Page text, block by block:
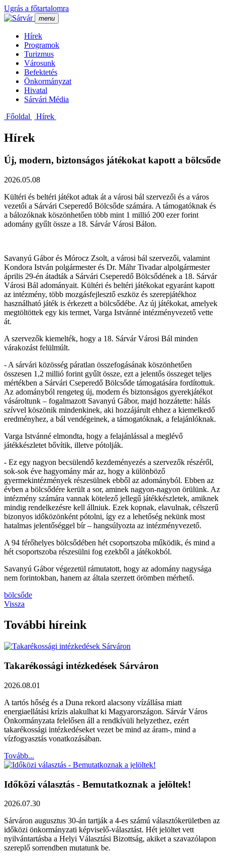
Ugrás a főtartalomra
menu
Hí­rek
Programok
Turizmus
Városunk
Befektetés
Önkormányzat
Hivatal
Sárvári Média
Főoldal
Hí­rek
Hírek
Új, modern, biztonságos játékokat kapott a bölcsőde
2026.05.08
Kültéri és beltéri játékot adtak át a városi bál szervezői és a város
vezetői a Sárvári Cseperedő Bölcsőde számára. A támogatóknak és
a bálozóknak köszönhetően több mint 1 millió 200 ezer forint
adomány gyűlt össze a 18. Sárvár Városi Bálon.
Savanyú Gábor és Mórocz Zsolt, a városi bál szervezői, valamint
Kondora István polgármester és Dr. Máhr Tivadar alpolgármester
április 29-én átadták a Sárvári Cseperedő Bölcsődének a 18. Sárvár
Városi Bál adományait. Kültéri és beltéri játékokat egyaránt kapott
az intézmény, több mozgásfejlesztő eszköz és szerepjátékhoz
használható játék is érkezett a bölcsődébe. Az új játékokat, amelyek
megtöltöttek egy kis termet, Varga Istvánné intézményvezető vette
át.
A szervezők kiemelték, hogy a 18. Sárvár Városi Bál minden
várakozást felülmúlt.
- A sárvári közösség páratlan összefogásának köszönhetően
összesen 1,2 millió forint gyűlt össze, ezt a jelentős összeget teljes
mértékben a Sárvári Cseperedő Bölcsőde támogatására fordítottuk.
Az adományból rengeteg új, modern és biztonságos gyerekjátékot
vásároltunk – fogalmazott Savanyú Gábor, majd hozzátette: hálás
szívvel köszönik mindenkinek, aki hozzájárult ehhez a kiemelkedő
eredményhez, a bál vendégeinek, a támogatóknak, a felajánlóknak.
Varga Istvánné elmondta, hogy a felajánlással a meglévő
játékkészletet bővítik, illetve pótolják.
- Ez egy nagyon becsülendő kezdeményezés a szervezők részéről,
sok-sok éve hagyomány már az, hogy a különböző
gyermekintézmények részesülnek ebből az adományból. Ebben az
évben a bölcsődére került a sor, aminek nagyon-nagyon örülünk. Az
intézmény számára vannak kötelező jellegű játékkészletek, amiknek
mindig rendelkezésre kell állniuk. Ezek kopnak, elavulnak, célszerű
bizonyos időközönként pótolni, így ez a lehetőség nekünk most
hatalmas jelentőséggel bír – hangsúlyozta az intézményvezető.
A 94 férőhelyes bölcsődében hét csoportszoba működik, és mind a
hét csoportszoba részesülni fog ezekből a játékokból.
Savanyú Gábor végezetül rámutatott, hogy az adomány nagysága
nem forintokban, hanem az általa szerzett örömben mérhető.
bölcsőde
Vissza
További híreink
Takarékossági intézkedések Sárváron
2026.08.01
A tartós hőség és a Duna rekord alacsony vízállása miatt
energiaellátási krízis alakulhat ki Magyarországon. Sárvár Város
Önkormányzata felelősen áll a rendkívüli helyzethez, ezért
takarékossági intézkedéseket vezet be mind az áram-, mind a
vízfogyasztás vonatkozásában.
Tovább...
Időközi választás - Bemutatkoznak a jelöltek!
2026.07.30
Sárváron augusztus 30-án tartják a 4-es számú választókerületben az
időközi önkormányzati képviselő-választást. Hét jelöltet vett
nyilvántartásba a Helyi Választási Bizottság, akiket a szavazólapon
szereplő sorrendben mutatunk be.